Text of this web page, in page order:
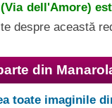
dell'Amore)
despre această
din
toate imaginile